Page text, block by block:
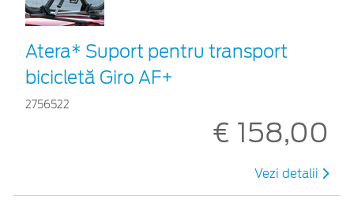
Atera* Suport pentru transport
bicicletă Giro AF+
2756522
€ 158,00
Vezi detalii